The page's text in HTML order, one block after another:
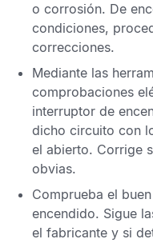
o corrosión. De
condiciones,
correcciones.
Mediante las
comprobaciones
interruptor de
dicho circuito con
el abierto. Corrige
obvias.
Comprueba el
encendido. Sigue
el fabricante y si